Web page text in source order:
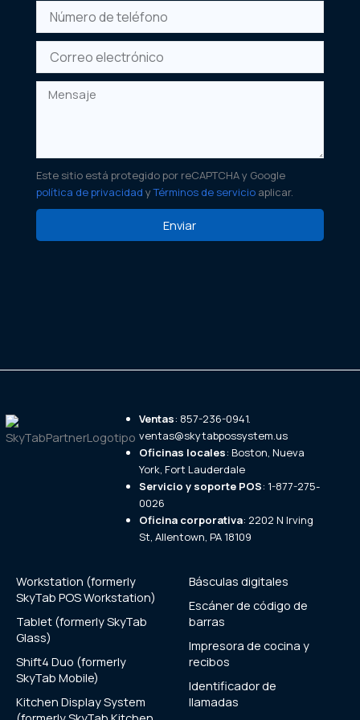
Número
teléfono
electrónico
Mensaje
Este sitio está protegido por reCAPTCHA y Google
política de privacidad yTérminos de servicioaplicar.
Enviar
Ventas: 857-236-0941.
ventas@skytabpossystem.us
Oficinas locales: Boston, Nueva
York, Fort Lauderdale
Servicio y soporte POS: 1-877-275-
0026
Oficina corporativa: 2202 N Irving
St, Allentown, PA 18109
Workstation (formerly
SkyTab POS Workstation)
Tablet (formerly SkyTab
Glass)
Shift4 Duo (formerly
SkyTab Mobile)
Kitchen Display System
Básculas digitales
Escáner de código de
barras
Impresora de cocina y
recibos
Identificador de
llamadas